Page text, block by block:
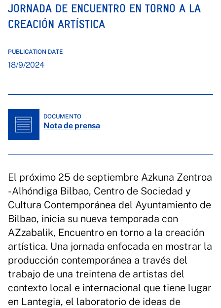
JORNADA DE ENCUENTRO EN TORNO A LA
CREACIÓN ARTÍSTICA
PUBLICATION DATE
18/9/2024
DOCUMENTO
Nota de prensa
El próximo 25 de septiembre Azkuna Zentroa
- Alhóndiga Bilbao, Centro de Sociedad y
Cultura Contemporánea del Ayuntamiento de
Bilbao, inicia su nueva temporada con
AZzabalik, Encuentro en torno a la creación
artística. Una jornada enfocada en mostrar la
producción contemporánea a través del
trabajo de una treintena de artistas del
contexto local e internacional que tiene lugar
en Lantegia, el laboratorio de ideas de